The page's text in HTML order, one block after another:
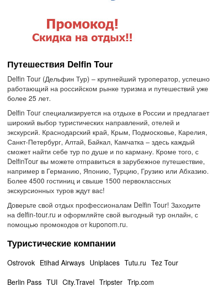
Путешествия Delfin Tour
Delfin Tour (Дельфин Тур) – крупнейший туроператор, успешно
работающий на российском рынке туризма и путешествий уже
более 25 лет.
Delfin Tour специализируется на отдыхе в России и предлагает
широкий выбор туристических направлений, отелей и
экскурсий. Краснодарский край, Крым, Подмосковье, Карелия,
Санкт-Петербург, Алтай, Байкал, Камчатка – здесь каждый
сможет найти себе тур по душе и по карману. Кроме того, с
DelfinTour вы можете отправиться в зарубежное путешествие,
например в Германию, Японию, Турцию, Грузию или Абхазию.
Более 4500 гостиниц и свыше 1500 первоклассных
экскурсионных туров ждут вас!
Доверьте свой отдых профессионалам Delfin Tour! Заходите
на delfin-tour.ru и оформляйте свой выгодный тур онлайн, с
помощью промокодов от kuponom.ru.
Туристические компании
Ostrovok Etihad Airways Uniplaces Tutu.ru Tez Tour
Berlin Pass TUI City.Travel Tripster Trip.com